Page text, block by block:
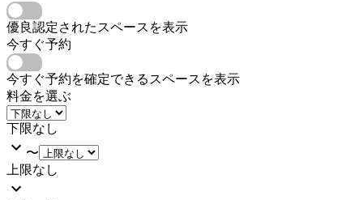
優良認定されたスペースを表示
今すぐ予約
今すぐ予約を確定できるスペースを表示
料金を選ぶ
下限なし
〜
上限なし